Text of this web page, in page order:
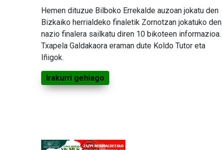
Hemen dituzue Bilboko Errekalde auzoan jokatu den
Bizkaiko herrialdeko finaletik Zornotzan jokatuko den
nazio finalera sailkatu diren 10 bikoteen informazioa.
Txapela Galdakaora eraman dute Koldo Tutor eta
Iñigok.
Irakurri gehiago